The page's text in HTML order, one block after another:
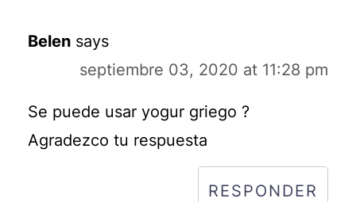
Belen says
septiembre 03, 2020 at 11:28 pm
Se puede usar yogur griego ?
Agradezco tu respuesta
RESPONDER